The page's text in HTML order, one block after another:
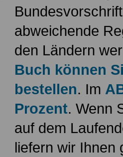
abweichende
den Ländern
Buch können
bestellen. Im
Prozent. Wenn
auf dem
liefern wir